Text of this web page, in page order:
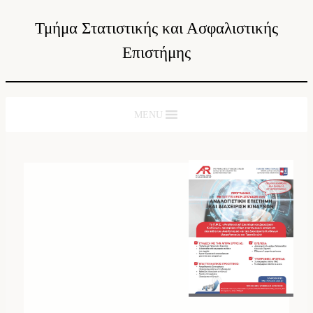
Τμήμα Στατιστικής και Ασφαλιστικής
Επιστήμης
MENU